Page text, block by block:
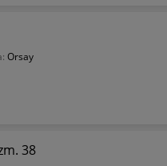
Orsay
38